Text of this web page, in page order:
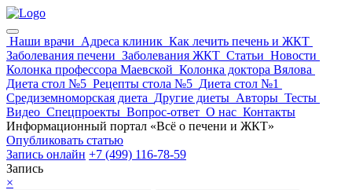
Наши врачи Адреса клиник Как лечить печень и ЖКТ
Заболевания печени Заболевания ЖКТ Статьи Новости
Колонка профессора Маевской Колонка доктора Вялова
Диета стол №5 Рецепты стола №5 Диета стол №1
Средиземноморская диета Другие диеты Авторы Тесты
Видео Спецпроекты Вопрос-ответ О нас Контакты
Информационный портал «Всё о печени и ЖКТ»
Опубликовать статью
Запись онлайн +7 (499) 116-78-59
Запись
×